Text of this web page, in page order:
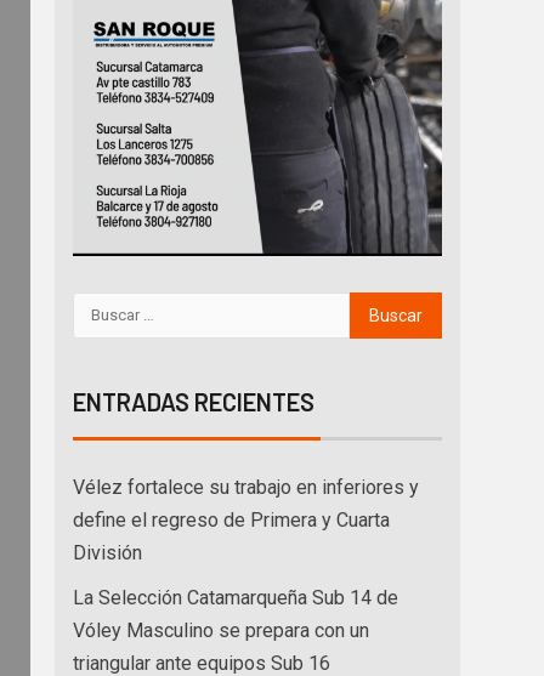
ENTRADAS RECIENTES
Vélez fortalece su trabajo en inferiores y
define el regreso de Primera y Cuarta
División
La Selección Catamarqueña Sub 14 de
Vóley Masculino se prepara con un
triangular ante equipos Sub 16